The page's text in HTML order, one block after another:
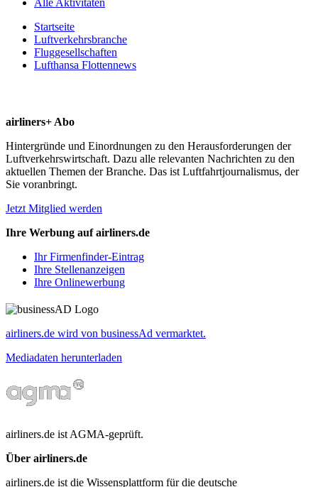
Startseite
Luftverkehrsbranche
Fluggesellschaften
Lufthansa Flottennews
airliners+ Abo
Hintergründe und Einordnungen zu den Herausforderungen der
Luftverkehrswirtschaft. Dazu alle relevanten Nachrichten zu den
aktuellen Themen der Branche. Das ist Luftfahrtjournalismus, der
Sie voranbringt.
Jetzt Mitglied werden
Ihre Werbung auf airliners.de
Ihr Firmenfinder-Eintrag
Ihre Stellenanzeigen
Ihre Onlinewerbung
airliners.de wird von businessAd vermarktet.
Mediadaten herunterladen
airliners.de ist AGMA-geprüft.
Über airliners.de
airliners.de ist die Wissensplattform für die deutsche